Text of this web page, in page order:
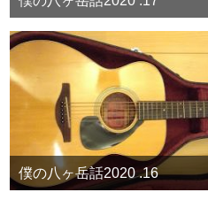
僕の八ヶ岳話2020 .16